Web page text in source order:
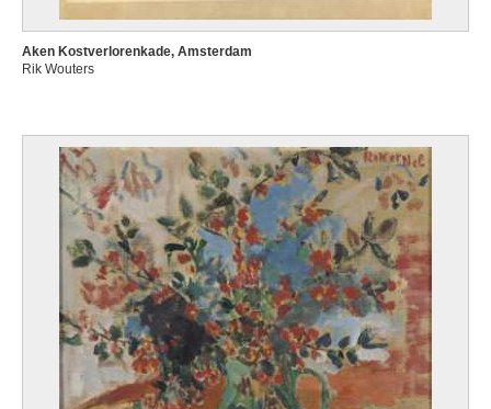
Aken Kostverlorenkade, Amsterdam
Rik Wouters